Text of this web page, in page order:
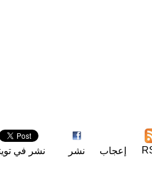
إعجاب نشر نشر في